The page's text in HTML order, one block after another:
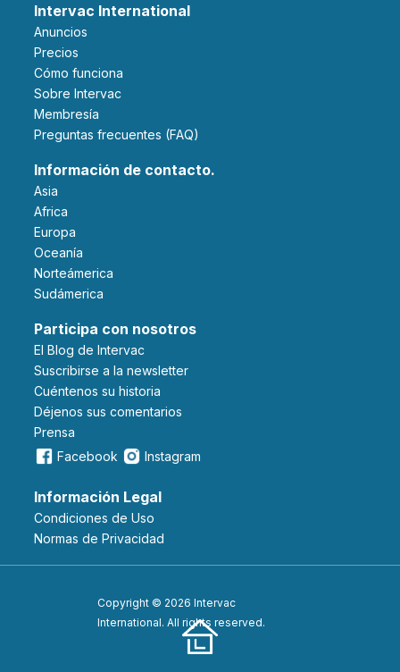
Intervac International
Anuncios
Precios
Cómo funciona
Sobre Intervac
Membresía
Preguntas frecuentes (FAQ)
Información de contacto.
Asia
Africa
Europa
Oceanía
Norteámerica
Sudámerica
Participa con nosotros
El Blog de Intervac
Suscribirse a la newsletter
Cuéntenos su historia
Déjenos sus comentarios
Prensa
Facebook
Instagram
Información Legal
Condiciones de Uso
Normas de Privacidad
Copyright © 2026 Intervac
International. All rights reserved.